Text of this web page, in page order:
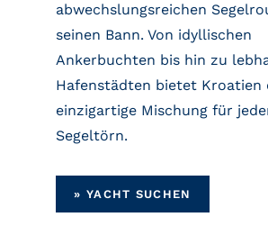
abwechslungsreichen
seinen Bann. Von idyllischen
Ankerbuchten bis hin zu
Hafenstädten bietet Kroatien
einzigartige Mischung für
Segeltörn.
» YACHT SUCHEN